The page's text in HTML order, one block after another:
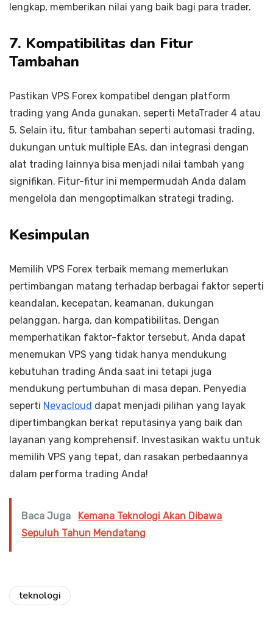
lengkap, memberikan nilai yang baik bagi para trader.
7. Kompatibilitas dan Fitur
Tambahan
Pastikan VPS Forex kompatibel dengan platform
trading yang Anda gunakan, seperti MetaTrader 4 atau
5. Selain itu, fitur tambahan seperti automasi trading,
dukungan untuk multiple EAs, dan integrasi dengan
alat trading lainnya bisa menjadi nilai tambah yang
signifikan. Fitur-fitur ini mempermudah Anda dalam
mengelola dan mengoptimalkan strategi trading.
Kesimpulan
Memilih VPS Forex terbaik memang memerlukan
pertimbangan matang terhadap berbagai faktor seperti
keandalan, kecepatan, keamanan, dukungan
pelanggan, harga, dan kompatibilitas. Dengan
memperhatikan faktor-faktor tersebut, Anda dapat
menemukan VPS yang tidak hanya mendukung
kebutuhan trading Anda saat ini tetapi juga
mendukung pertumbuhan di masa depan. Penyedia
seperti Nevacloud dapat menjadi pilihan yang layak
dipertimbangkan berkat reputasinya yang baik dan
layanan yang komprehensif. Investasikan waktu untuk
memilih VPS yang tepat, dan rasakan perbedaannya
dalam performa trading Anda!
Baca Juga
Kemana Teknologi Akan Dibawa
Sepuluh Tahun Mendatang
teknologi